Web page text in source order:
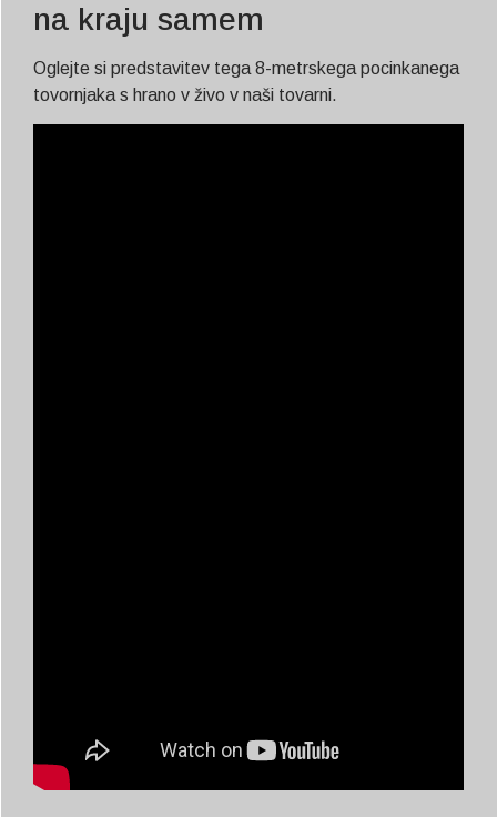
na kraju samem
Oglejte si predstavitev tega 8-metrskega pocinkanega
tovornjaka s hrano v živo v naši tovarni.